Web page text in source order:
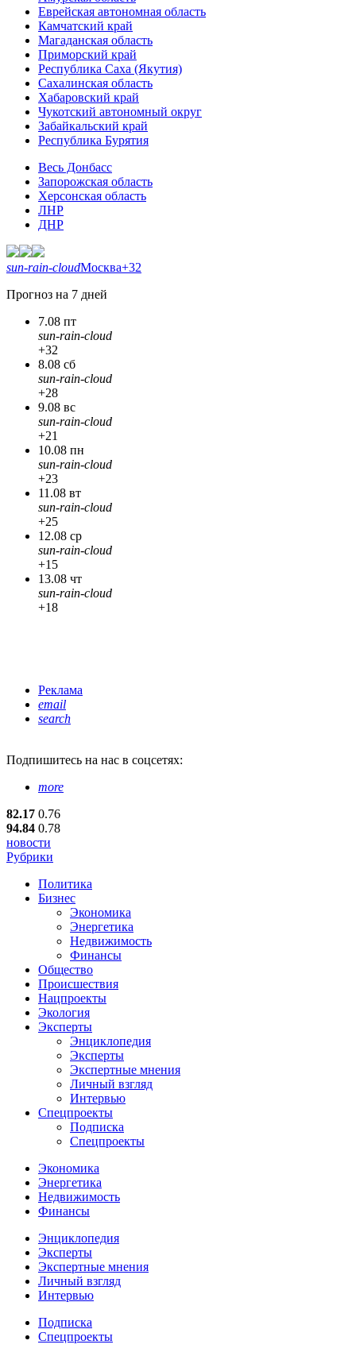
Еврейская автономная область
Камчатский край
Магаданская область
Приморский край
Республика Саха (Якутия)
Сахалинская область
Хабаровский край
Чукотский автономный округ
Забайкальский край
Республика Бурятия
Весь Донбасс
Запорожская область
Херсонская область
ЛНР
ДНР
sun-rain-cloudМосква+32
Прогноз на 7 дней
7.08 пт
sun-rain-cloud
+32
8.08 сб
sun-rain-cloud
+28
9.08 вс
sun-rain-cloud
+21
10.08 пн
sun-rain-cloud
+23
11.08 вт
sun-rain-cloud
+25
12.08 ср
sun-rain-cloud
+15
13.08 чт
sun-rain-cloud
+18
Реклама
email
search
Подпишитесь на нас в соцсетях:
more
82.17 0.76
94.84 0.78
новости
Рубрики
Политика
Бизнес
Экономика
Энергетика
Недвижимость
Финансы
Общество
Происшествия
Нацпроекты
Экология
Эксперты
Энциклопедия
Эксперты
Экспертные мнения
Личный взгляд
Интервью
Спецпроекты
Подписка
Спецпроекты
Экономика
Энергетика
Недвижимость
Финансы
Энциклопедия
Эксперты
Экспертные мнения
Личный взгляд
Интервью
Подписка
Спецпроекты